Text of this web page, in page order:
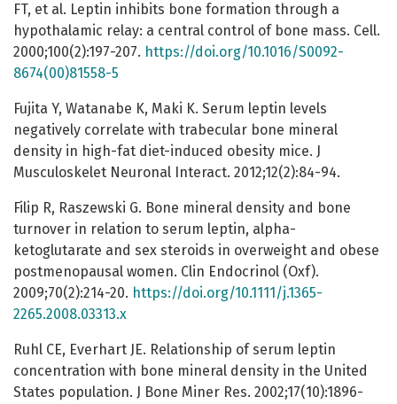
FT, et al. Leptin inhibits bone formation through a
hypothalamic relay: a central control of bone mass. Cell.
2000;100(2):197-207. https://doi.org/10.1016/S0092-
8674(00)81558-5
Fujita Y, Watanabe K, Maki K. Serum leptin levels
negatively correlate with trabecular bone mineral
density in high-fat diet-induced obesity mice. J
Musculoskelet Neuronal Interact. 2012;12(2):84-94.
Filip R, Raszewski G. Bone mineral density and bone
turnover in relation to serum leptin, alpha-
ketoglutarate and sex steroids in overweight and obese
postmenopausal women. Clin Endocrinol (Oxf).
2009;70(2):214-20. https://doi.org/10.1111/j.1365-
2265.2008.03313.x
Ruhl CE, Everhart JE. Relationship of serum leptin
concentration with bone mineral density in the United
States population. J Bone Miner Res. 2002;17(10):1896-